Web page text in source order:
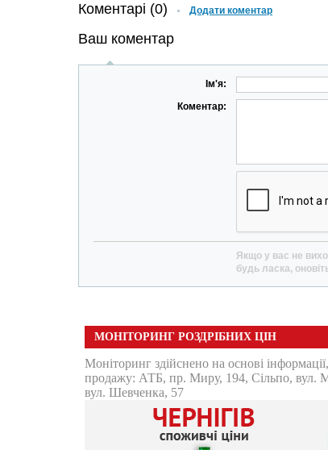
Коментарі (0) Додати коментар
Ваш коментар
Ім'я:
Коментар:
Якщо у вас не
будь ласка,